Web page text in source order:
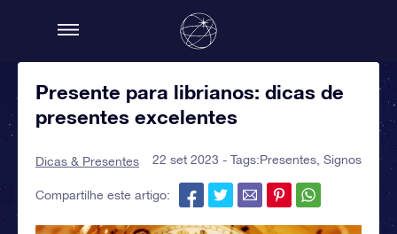
Presente para librianos: dicas de
presentes excelentes
Dicas & Presentes 22 set 2023 - Tags:Presentes Signos
Compartilhe este artigo: